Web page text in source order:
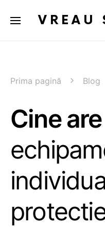
VREAU
Prima pagină Blog
Cine